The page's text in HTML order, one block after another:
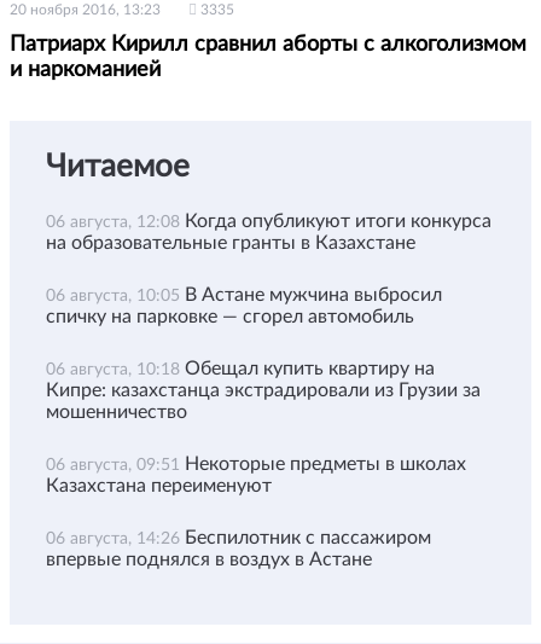
20 ноября 2016, 13:23 3335
Патриарх Кирилл сравнил аборты с алкоголизмом
и наркоманией
Читаемое
06 августа, 12:08 Когда опубликуют итоги конкурса
на образовательные гранты в Казахстане
06 августа, 10:05 В Астане мужчина выбросил
спичку на парковке — сгорел автомобиль
06 августа, 10:18 Обещал купить квартиру на
Кипре: казахстанца экстрадировали из Грузии за
мошенничество
06 августа, 09:51 Некоторые предметы в школах
Казахстана переименуют
06 августа, 14:26 Беспилотник с пассажиром
впервые поднялся в воздух в Астане